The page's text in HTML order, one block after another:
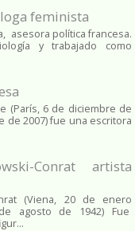
feminista
asesora política francesa.
y trabajado como
(París, 6 de diciembre de
de 2007) fue una escritora
Conrat artista
(Viena, 20 de enero
agosto de 1942) Fue